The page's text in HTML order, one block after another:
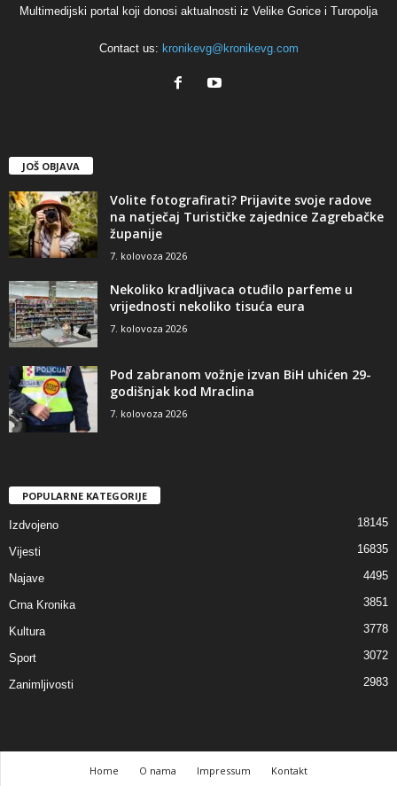
Multimedijski portal koji donosi aktualnosti iz Velike Gorice i Turopolja
Contact us: kronikevg@kronikevg.com
JOŠ OBJAVA
Volite fotografirati? Prijavite svoje radove
na natječaj Turističke zajednice Zagrebačke
županije
7. kolovoza 2026
Nekoliko kradljivaca otuđilo parfeme u
vrijednosti nekoliko tisuća eura
7. kolovoza 2026
Pod zabranom vožnje izvan BiH uhićen 29-
godišnjak kod Mraclina
7. kolovoza 2026
POPULARNE KATEGORIJE
Izdvojeno 18145
Vijesti 16835
Najave 4495
Crna Kronika 3851
Kultura 3778
Sport 3072
Zanimljivosti 2983
Home O nama Impressum Kontakt